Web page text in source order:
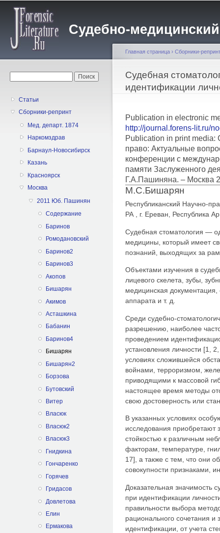
Судебно-
Статьи
Сборники-репринт
Мед. департ. 1874
Наркомздрав
Барнаул-Новосибирск
Казань
Красноярск
Москва
2011 Юб. Пашинян
Содержание
Баринов
Ромодановский
Баринов2
Баринов3
Акопов
Бишарян
Акимов
Асташкина
Бабанин
Баринов4
Бишарян
Бишарян2
Борзова
Бутовский
Витер
Власюк
Власюк2
Власюк3
Гнидкина
Гончаренко
Горячев
Гридасов
Довлетова
Елин
Ермакова
Вы здесь
Главная страница › Сборники-
Судебная
идентификации
Publication in electronic
http://journal.forens-lit.ru/
Publication in print media:
право: Актуальные
конференции с
памяти Заслуженного
Г.А.Пашиняна. – Москва
М.С.Бишарян
Республиканский Научно-
РА , г. Ереван, Республика
Судебная стоматология —
медицины, который имеет
познаний, выходящих за
Объектами изучения в
лицевого скелета, зубы,
медицинская
аппарата и т. д.
Среди судебно-
разрешению, наиболее
проведением
установления личности [1,
условиях сложившейся
войнами, терроризмом,
приводящими к массовой
настоящее время методы
свою достоверность или
В указанных условиях
исследования приобретают
стойкостью к различным
факторам, температуре,
17], а также с тем, что они
совокупности признаками,
Доказательная значимость
при идентификации
правильности выбора
рационального сочетания и
идентификации, от учета